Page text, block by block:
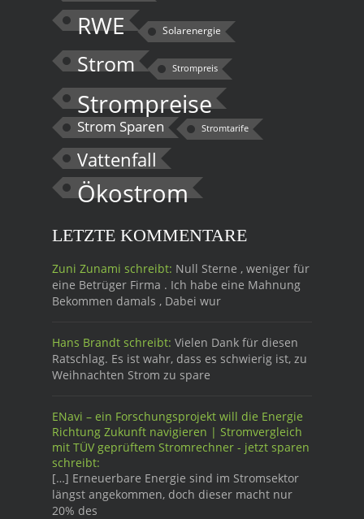
RWE Solarenergie
Strom Strompreis
Strompreise
Strom Sparen Stromtarife
Vattenfall
Ökostrom
LETZTE KOMMENTARE
Zuni Zunami schreibt: Null Sterne , weniger für
eine Betrüger Firma . Ich habe eine Mahnung
Bekommen damals , Dabei wur
Hans Brandt schreibt: Vielen Dank für diesen
Ratschlag. Es ist wahr, dass es schwierig ist, zu
Weihnachten Strom zu spare
ENavi – ein Forschungsprojekt will die Energie
Richtung Zukunft navigieren | Stromvergleich
mit TÜV geprüftem Stromrechner - jetzt sparen
schreibt:
[…] Erneuerbare Energie sind im Stromsektor
längst angekommen, doch dieser macht nur
20% des